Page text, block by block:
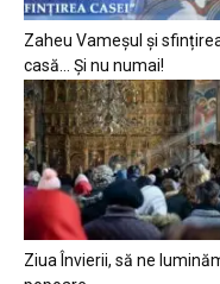
Zaheu Vameșul și
casă… Și nu numai!
Ziua Învierii, să ne